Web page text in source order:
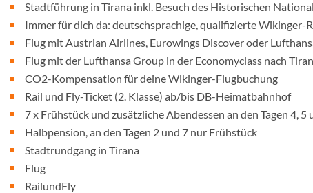
Stadtführung in Tirana inkl. Besuch des Historischen
Immer für dich da: deutschsprachige, qualifizierte Wikinger-
Flug mit Austrian Airlines, Eurowings Discover oder
Flug mit der Lufthansa Group in der Economyclass nach
CO2-Kompensation für deine Wikinger-Flugbuchung
Rail und Fly-Ticket (2. Klasse) ab/bis DB-Heimatbahnhof
7 x Frühstück und zusätzliche Abendessen an den Tagen 4, 5
Halbpension, an den Tagen 2 und 7 nur Frühstück
Stadtrundgang in Tirana
Flug
RailundFly